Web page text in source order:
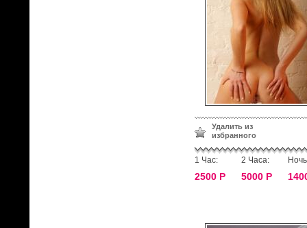
Удалить из
избранного
1 Час:
2500 Р
2 Часа:
5000 Р